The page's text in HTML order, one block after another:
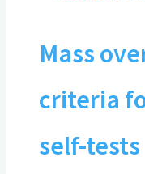
Mass
criteria
self-tests